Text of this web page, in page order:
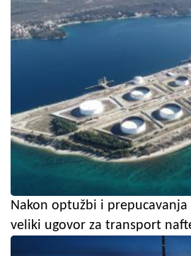
Nakon optužbi i prepucavanja
veliki ugovor za transport